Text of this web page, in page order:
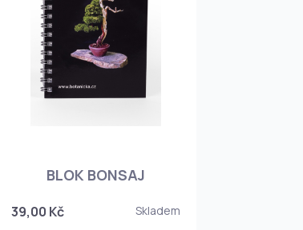
BLOK BONSAJ
39,00 Kč Skladem